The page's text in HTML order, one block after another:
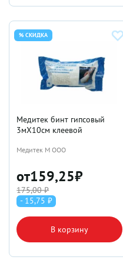
% СКИДКА
Медитек бинт гипсовый
3мX10см клеевой
Медитек М ООО
от159,25₽
175,00 ₽
- 15,75 ₽
В корзину